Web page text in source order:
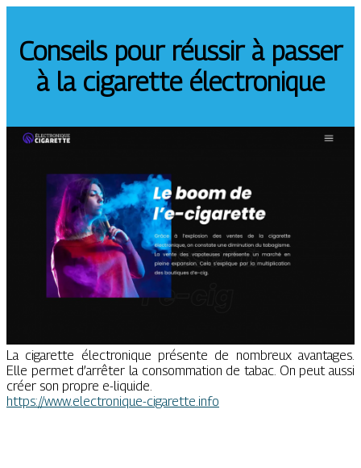
Conseils pour réussir à passer
à la cigarette électronique
La cigarette électronique présente de nombreux avantages.
Elle permet d’arrêter la consommation de tabac. On peut aussi
créer son propre e-liquide.
https://www.electronique-cigarette.info